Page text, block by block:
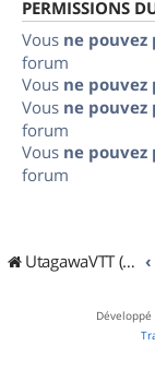
PERMISSIONS
Vous ne pouvez
forum
Vous ne pouvez
Vous ne pouvez
forum
Vous ne pouvez
forum
UtagawaVTT (Randos VTT et VTTAE avec traces GPS)
Développé